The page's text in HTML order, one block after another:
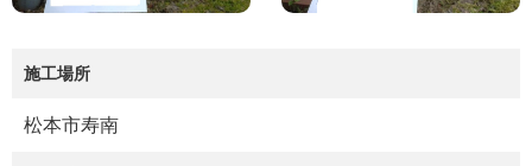
施工場所
松本市寿南